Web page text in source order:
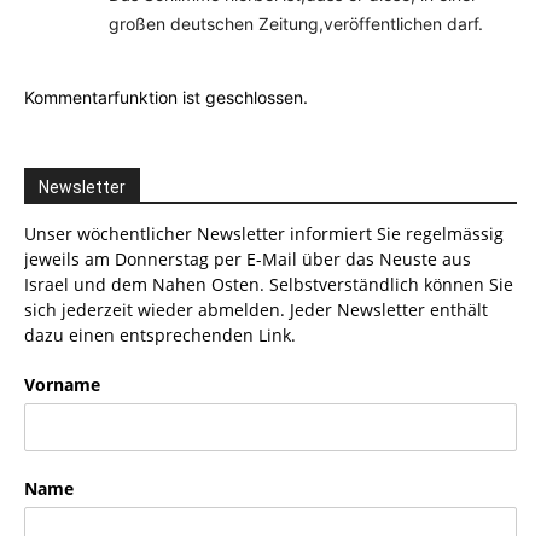
großen deutschen Zeitung,veröffentlichen darf.
Kommentarfunktion ist geschlossen.
Newsletter
Unser wöchentlicher Newsletter informiert Sie regelmässig
jeweils am Donnerstag per E-Mail über das Neuste aus
Israel und dem Nahen Osten. Selbstverständlich können Sie
sich jederzeit wieder abmelden. Jeder Newsletter enthält
dazu einen entsprechenden Link.
Vorname
Name